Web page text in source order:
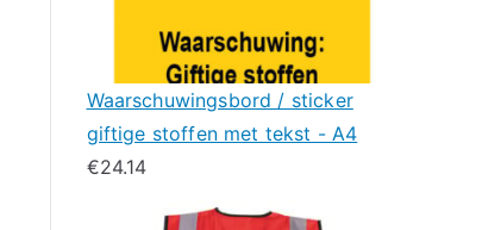
Waarschuwingsbord / sticker
giftige stoffen met tekst - A4
€24.14